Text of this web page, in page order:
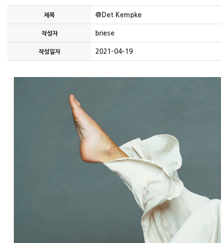
제목 @Det Kempke
작성자 briese
작성일자 2021-04-19